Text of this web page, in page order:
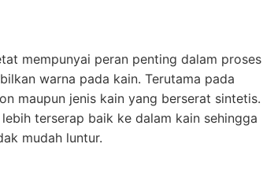
mempunyai peran penting dalam proses
warna pada kain. Terutama pada
maupun jenis kain yang berserat sintetis.
terserap baik ke dalam kain sehingga
mudah luntur.